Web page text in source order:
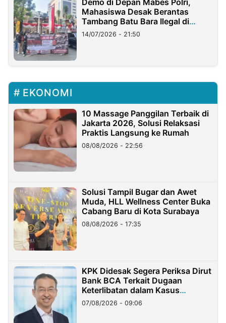
Mahasiswa Desak Berantas
Tambang Batu Bara Ilegal di
Lampung
14/07/2026 - 21:50
EKONOMI
10 Massage Panggilan Terbaik di
Jakarta 2026, Solusi Relaksasi
Praktis Langsung ke Rumah
08/08/2026 - 22:56
Solusi Tampil Bugar dan Awet
Muda, HLL Wellness Center Buka
Cabang Baru di Kota Surabaya
08/08/2026 - 17:35
KPK Didesak Segera Periksa Dirut
Bank BCA Terkait Dugaan
Keterlibatan dalam Kasus
Hilangnya Dana Nasabah Rp2,58
Miliar
07/08/2026 - 09:06